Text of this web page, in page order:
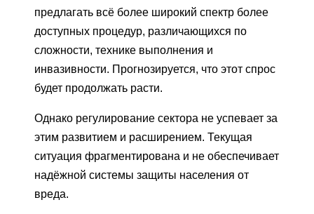
предлагать всё более широкий спектр более
доступных процедур, различающихся по
сложности, технике выполнения и
инвазивности. Прогнозируется, что этот спрос
будет продолжать расти.
Однако регулирование сектора не успевает за
этим развитием и расширением. Текущая
ситуация фрагментирована и не обеспечивает
надёжной системы защиты населения от
вреда.